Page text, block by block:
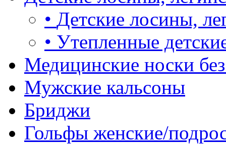
• Детские лосины,
• Утепленные
Медицинские носки
Мужские кальсоны
Бриджи
Гольфы женские/